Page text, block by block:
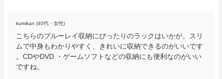
kumikan (40代・女性)
こちらのブルーレイ収納にぴったりのラックはいかが。スリ
ムで中身もわかりやすく、きれいに収納できるのがいいです
。CDやDVD ・ゲームソフトなどの収納にも便利なのがいい
ですね。